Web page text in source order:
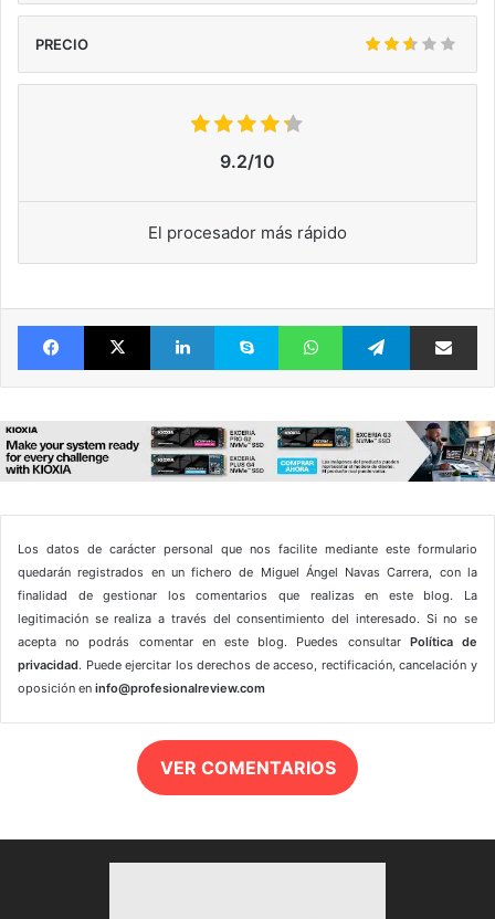
PRECIO
9.2/10
El procesador más rápido
FacebookX LinkedIn Skype WhatsAppTelegram
Los datos de carácter personal que nos facilite mediante este formulario
quedarán registrados en un fichero de Miguel Ángel Navas Carrera, con la
finalidad de gestionar los comentarios que realizas en este blog. La
legitimación se realiza a través del consentimiento del interesado. Si no se
acepta no podrás comentar en este blog. Puedes consultar Política de
privacidad. Puede ejercitar los derechos de acceso, rectificación, cancelación y
oposición en info@profesionalreview.com
VER COMENTARIOS